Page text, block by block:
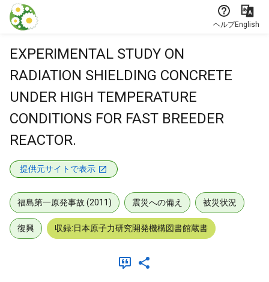
本文に飛ぶ
ヘルプEnglish
EXPERIMENTAL STUDY ON
RADIATION SHIELDING CONCRETE
UNDER HIGH TEMPERATURE
CONDITIONS FOR FAST BREEDER
REACTOR.
提供元サイトで表示
福島第一原発事故 (2011) 震災への備え 被災状況
復興 収録:日本原子力研究開発機構図書館蔵書